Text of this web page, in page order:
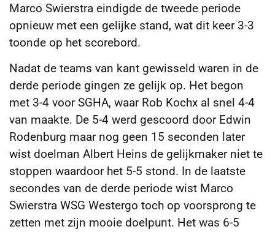
Marco Swierstra eindigde de tweede periode
opnieuw met een gelijke stand, wat dit keer 3-3
toonde op het scorebord.
Nadat de teams van kant gewisseld waren in de
derde periode gingen ze gelijk op. Het begon
met 3-4 voor SGHA, waar Rob Kochx al snel 4-4
van maakte. De 5-4 werd gescoord door Edwin
Rodenburg maar nog geen 15 seconden later
wist doelman Albert Heins de gelijkmaker niet te
stoppen waardoor het 5-5 stond. In de laatste
secondes van de derde periode wist Marco
Swierstra WSG Westergo toch op voorsprong te
zetten met zijn mooie doelpunt. Het was 6-5